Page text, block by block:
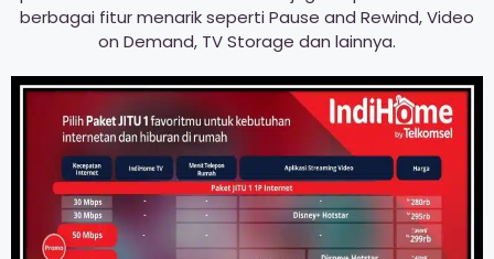
berbagai fitur menarik seperti Pause and Rewind, Video
on Demand, TV Storage dan lainnya.